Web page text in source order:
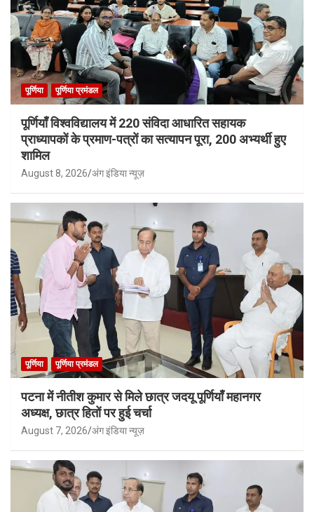
पूर्णिया पूर्णिया प्रमंडल
पूर्णियाँ विश्वविद्यालय में 220 संविदा आधारित सहायक
प्राध्यापकों के प्रमाण-पत्रों का सत्यापन पूरा, 200 अभ्यर्थी हुए
शामिल
August 8, 2026 अंग इंडिया न्यूज़
पूर्णिया पूर्णिया प्रमंडल
पटना में नीतीश कुमार से मिले छात्र जदयू पूर्णियाँ महानगर
अध्यक्ष, छात्र हितों पर हुई चर्चा
August 7, 2026 अंग इंडिया न्यूज़